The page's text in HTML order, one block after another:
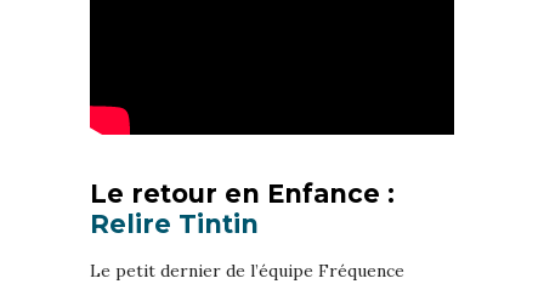
Le retour en Enfance :
Relire Tintin
Le petit dernier de l’équipe Fréquence